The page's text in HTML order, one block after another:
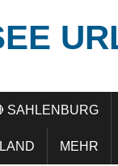
SAHLENBURG
MEHR